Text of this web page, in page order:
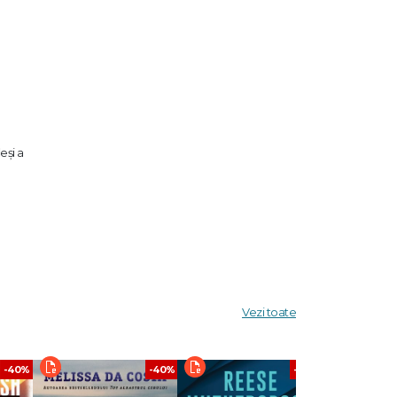
a
Vezi toate
-40% -40% -40%